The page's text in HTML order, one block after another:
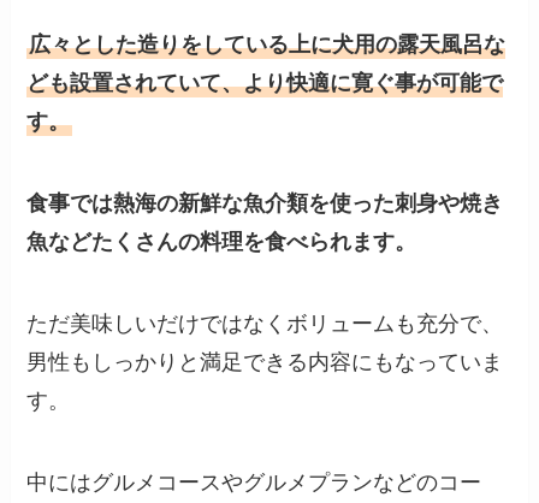
広々とした造りをしている上に犬用の露天風呂な
ども設置されていて、より快適に寛ぐ事が可能で
す。
食事では熱海の新鮮な魚介類を使った刺身や焼き
魚などたくさんの料理を食べられます。
ただ美味しいだけではなくボリュームも充分で、
男性もしっかりと満足できる内容にもなっていま
す。
中にはグルメコースやグルメプランなどのコー